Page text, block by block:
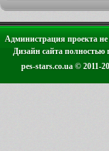
Администрация проекта не
Дизайн сайта
pes-stars.co.ua © 2011-